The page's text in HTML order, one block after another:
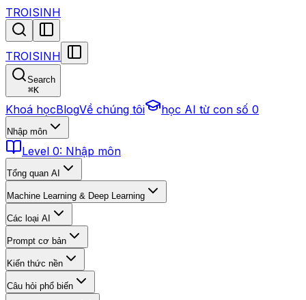
TROISINH
TROISINH
Search
⌘K
Khoá họcBlogVề chúng tôi học AI từ con số 0
Nhập môn
Level 0: Nhập môn
Tổng quan AI
Machine Learning & Deep Learning
Các loại AI
Prompt cơ bản
Kiến thức nền
Câu hỏi phổ biến